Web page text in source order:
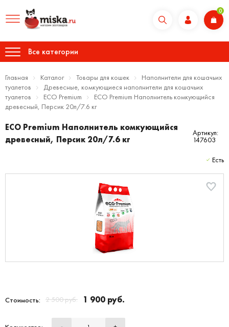
0
Все категории
Главная Каталог Товары для кошек
Наполнители для кошачьих
туалетов
Древесные, комкующиеся наполнители для кошачьих
туалетов
ECO Premium
ECO Premium Наполнитель комкующийся
древесный, Персик 20л/7.6 кг
ECO Premium Наполнитель комкующийся
древесный, Персик 20л/7.6 кг
Артикул:
147603
Есть
Стоимость: 2 500 руб. 1 900 руб.